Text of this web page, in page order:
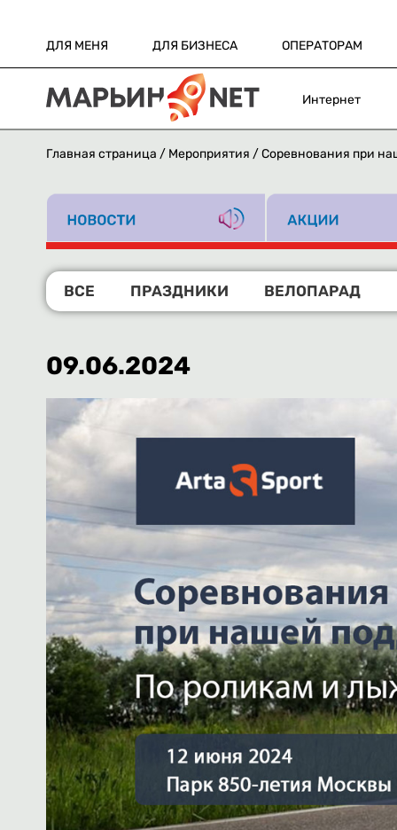
ДЛЯ МЕНЯ ДЛЯ БИЗНЕСА ОПЕРАТОРАМ
Интернет
Главная страница / Мероприятия /Соревнования при
ВСЕ ПРАЗДНИКИ ВЕЛОПАРАД
09.06.2024